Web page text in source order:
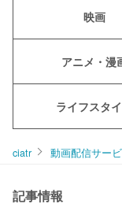
映画
アニメ・漫
ライフスタ
ciatr 動画配信サー
記事情報